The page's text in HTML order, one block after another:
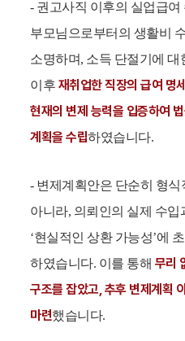
- 권고사직 이후의 실업급여
부모님으로부터의 생활비
소명하며, 소득 단절기에
이후 재취업한 직장의 급여 명
현재의 변제 능력을 입증하여
계획을 수립하였습니다.
- 변제계획안은 단순히 형식
아니라, 의뢰인의 실제 수
‘현실적인 상환 가능성’에
하였습니다. 이를 통해 무리
구조를 잡았고, 추후 변제계획
마련했습니다.